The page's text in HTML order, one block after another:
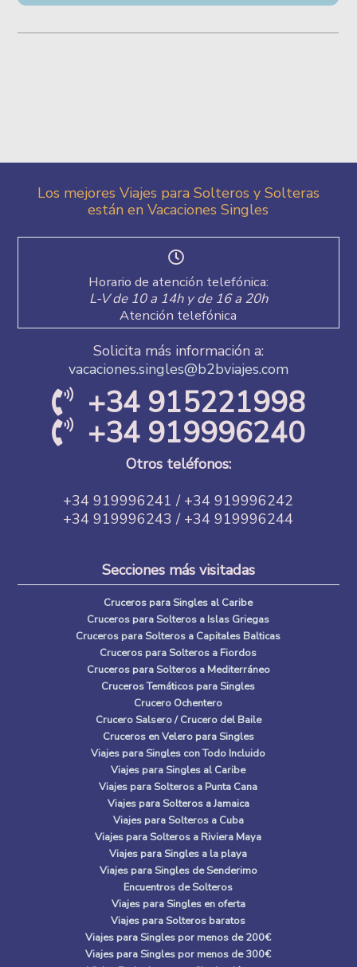
Los mejores Viajes para Solteros y Solteras
están en Vacaciones Singles
Horario de atención telefónica:
L-V de 10 a 14h y de 16 a 20h
Atención telefónica
Solicita más información a:
vacaciones.singles@b2bviajes.com
+34 915221998
+34 919996240
Otros teléfonos:
+34 919996241 / +34 919996242
+34 919996243 / +34 919996244
Secciones más visitadas
Cruceros para Singles al Caribe
Cruceros para Solteros a Islas Griegas
Cruceros para Solteros a Capitales Balticas
Cruceros para Solteros a Fiordos
Cruceros para Solteros a Mediterráneo
Cruceros Temáticos para Singles
Crucero Ochentero
Crucero Salsero / Crucero del Baile
Cruceros en Velero para Singles
Viajes para Singles con Todo Incluido
Viajes para Singles al Caribe
Viajes para Solteros a Punta Cana
Viajes para Solteros a Jamaica
Viajes para Solteros a Cuba
Viajes para Solteros a Riviera Maya
Viajes para Singles a la playa
Viajes para Singles de Senderimo
Encuentros de Solteros
Viajes para Singles en oferta
Viajes para Solteros baratos
Viajes para Singles por menos de 200€
Viajes para Singles por menos de 300€